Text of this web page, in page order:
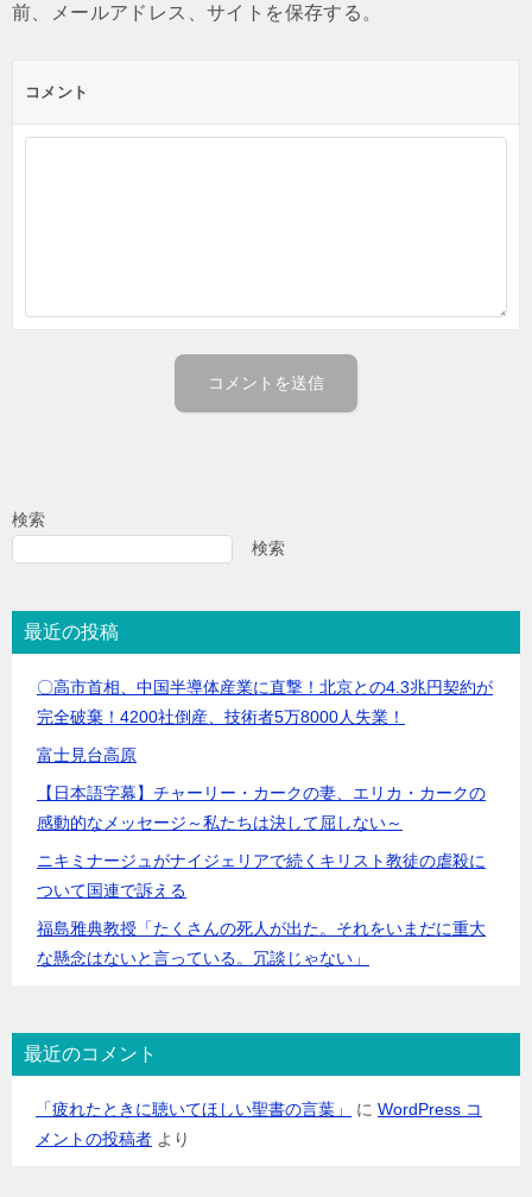
前、メールアドレス、サイトを保存する。
コメント
検索
検索
最近の投稿
〇高市首相、中国半導体産業に直撃！北京との4.3兆円契約が
完全破棄！4200社倒産、技術者5万8000人失業！
富士見台高原
【日本語字幕】チャーリー・カークの妻、エリカ・カークの
感動的なメッセージ～私たちは決して屈しない～
ニキミナージュがナイジェリアで続くキリスト教徒の虐殺に
ついて国連で訴える
福島雅典教授「たくさんの死人が出た。それをいまだに重大
な懸念はないと言っている。冗談じゃない」
最近のコメント
「疲れたときに聴いてほしい聖書の言葉」 に WordPress コ
メントの投稿者 より